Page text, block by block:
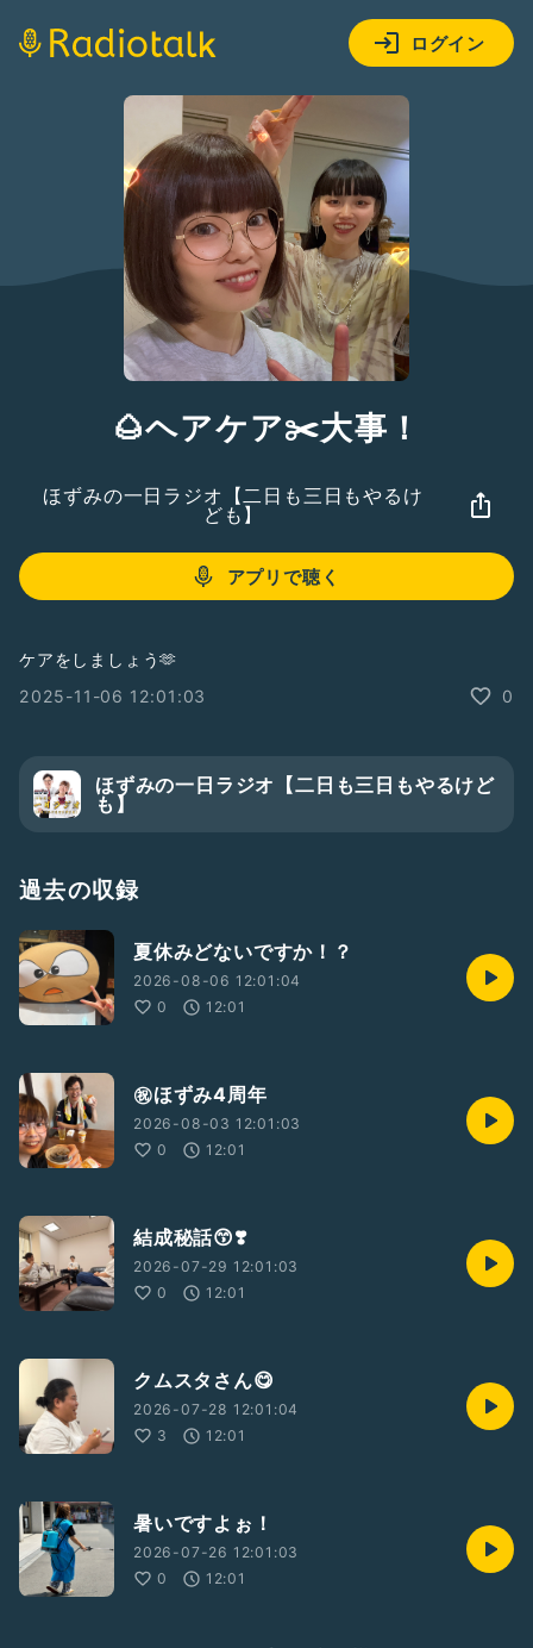
ログイン
🌰ヘアケア✂️大事！
ほずみの一日ラジオ【二日も三日もやるけ
ども】
アプリで聴く
ケアをしましょう🫶
2025-11-06 12:01:03
0
ほずみの一日ラジオ【二日も三日もやるけど
も】
過去の収録
夏休みどないですか！？
2026-08-06 12:01:04
0
12:01
㊗️ほずみ4周年
2026-08-03 12:01:03
0
12:01
結成秘話😙❣️
2026-07-29 12:01:03
0
12:01
クムスタさん😋
2026-07-28 12:01:04
3
12:01
暑いですよぉ！
2026-07-26 12:01:03
0
12:01